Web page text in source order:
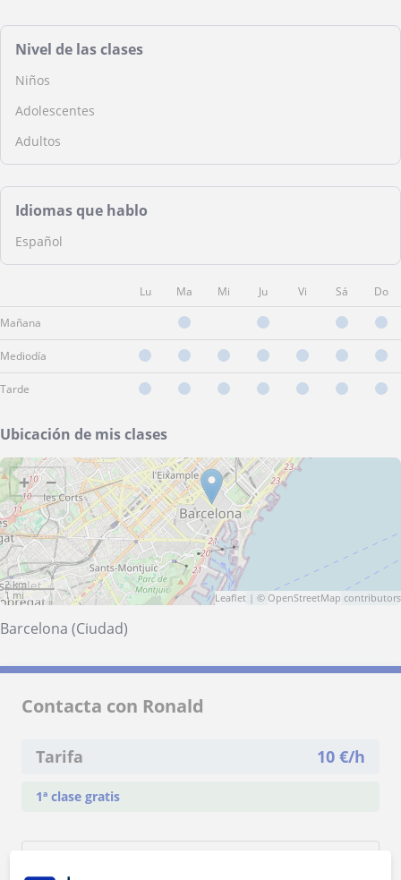
Nivel de las clases
Niños
Adolescentes
Adultos
Idiomas que hablo
Español
Lu Ma Mi Ju Vi Sá Do
Mañana
Mediodía
Tarde
Ubicación de mis clases
+ −
2 km
1 mi
Leaflet | © OpenStreetMap contributors
Barcelona (Ciudad)
Contacta con Ronald
Tarifa 10 €/h
1ª clase gratis